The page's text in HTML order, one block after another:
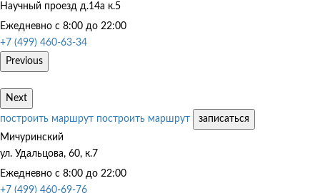
Научный проезд д.14а к.5
Ежедневно с 8:00 до 22:00
+7 (499) 460-63-34
Previous
Next
построить маршрут построить маршрут
записаться
Мичуринский
ул. Удальцова, 60, к.7
Ежедневно с 8:00 до 22:00
+7 (499) 460-69-76